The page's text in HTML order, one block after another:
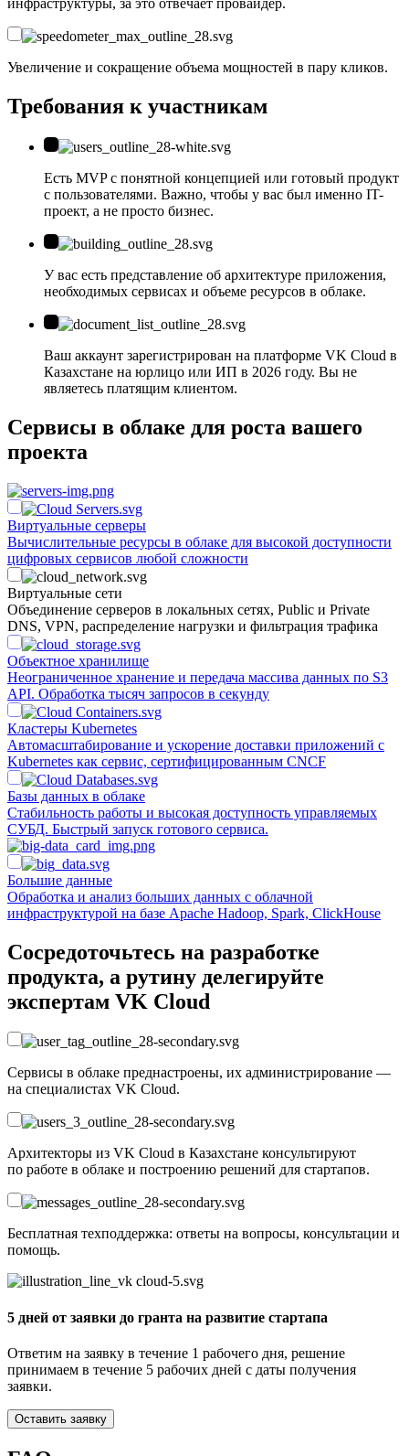
инфраструктуры, за это отвечает провайдер.
Увеличение и сокращение объема мощностей в пару кликов.
Требования к участникам
Есть MVP с понятной концепцией или готовый продукт
с пользователями. Важно, чтобы у вас был именно IT-
проект, а не просто бизнес.
У вас есть представление об архитектуре приложения,
необходимых сервисах и объеме ресурсов в облаке.
Ваш аккаунт зарегистрирован на платформе VK Cloud в
Казахстане на юрлицо или ИП в 2026 году. Вы не
являетесь платящим клиентом.
Сервисы в облаке для роста вашего
проекта
Виртуальные серверы
Вычислительные ресурсы в облаке для высокой доступности
цифровых сервисов любой сложности
Виртуальные сети
Объединение серверов в локальных сетях, Public и Private
DNS, VPN, распределение нагрузки и фильтрация трафика
Объектное хранилище
Неограниченное хранение и передача массива данных по S3
API. Обработка тысяч запросов в секунду
Кластеры Kubernetes
Автомасштабирование и ускорение доставки приложений с
Kubernetes как сервис, сертифицированным CNCF
Базы данных в облаке
Стабильность работы и высокая доступность управляемых
СУБД. Быстрый запуск готового сервиса.
Большие данные
Обработка и анализ больших данных с облачной
инфраструктурой на базе Apache Hadoop, Spark, ClickHouse
Сосредоточьтесь на разработке
продукта, а рутину делегируйте
экспертам VK Cloud
Сервисы в облаке преднастроены, их администрирование —
на специалистах VK Cloud.
Архитекторы из VK Cloud в Казахстане консультируют
по работе в облаке и построению решений для стартапов.
Бесплатная техподдержка: ответы на вопросы, консультации и
помощь.
5 дней от заявки до гранта на развитие стартапа
Ответим на заявку в течение 1 рабочего дня, решение
принимаем в течение 5 рабочих дней с даты получения
заявки.
Оставить заявку